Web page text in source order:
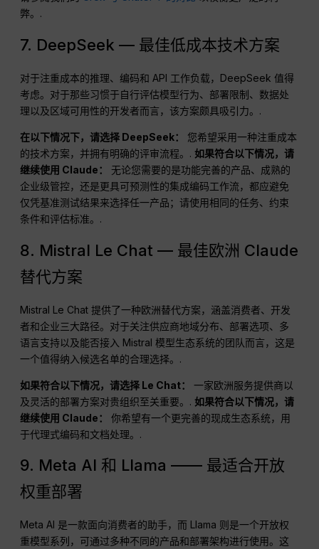
弊。.
7. DeepSeek — 最佳低成本技术方案
对于注重成本的推理、编码和 API 工作负载，DeepSeek 值得
考虑。对于那些习惯于自行评估模型行为、部署限制、数据处
理以及区域可用性的开发者而言，该方案颇具吸引力。.
在以下情况下，请选择 DeepSeek：
您希望采用一种注重成本
的技术方案，并拥有明确的评审流程。.如果符合以下情况，请
继续使用 Claude：
无论您需要的是功能完善的产品、成熟的
企业级管控，还是更具可预测性的集成编码工作流，都应避免
仅凭基准测试结果来选择任一产品；请使用相同的任务、约束
条件和评估标准。.
8. Mistral Le Chat — 最佳欧洲 Claude
替代方案
Mistral Le Chat 提供了一种欧洲替代方案，涵盖消费者、开发
者和企业三大路径。对于关注供应商地域分布、部署选项、多
语言支持以及能否接入 Mistral 模型生态系统的团队而言，这是
一个值得纳入候选名单的合理选择。.
如果符合以下情况，请选择 Le Chat：
一家欧洲服务提供商以
及灵活的部署方案对贵组织至关重要。.如果符合以下情况，请
继续使用 Claude：
你希望有一个更完善的现成生态系统，用
于代理式编码和文档处理。.
9. Meta AI 和 Llama —— 最适合开放
权重部署
Meta AI 是一款面向消费者的助手，而 Llama 则是一个开放权
重模型系列，可通过多种不同的产品和部署架构进行使用。这